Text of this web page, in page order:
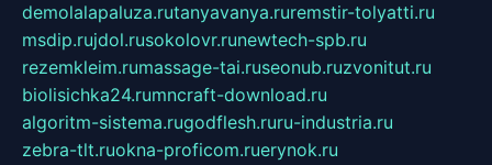
demolalapaluza.rutanyavanya.ruremstir-tolyatti.ru
msdip.rujdol.rusokolovr.runewtech-spb.ru
rezemkleim.rumassage-tai.ruseonub.ruzvonitut.ru
biolisichka24.rumncraft-download.ru
algoritm-sistema.rugodflesh.ruru-industria.ru
zebra-tlt.ruokna-proficom.ruerynok.ru